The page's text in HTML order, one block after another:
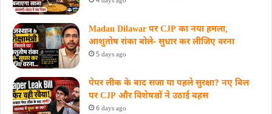
Madan Dilawar पर CJP का नया हमला,
आशुतोष रांका बोले- सुधार कर लीजिए वरना
5 days ago
पेपर लीक के बाद सजा या पहले सुरक्षा? नए बिल
पर CJP और विशेषज्ञों ने उठाई बहस
6 days ago